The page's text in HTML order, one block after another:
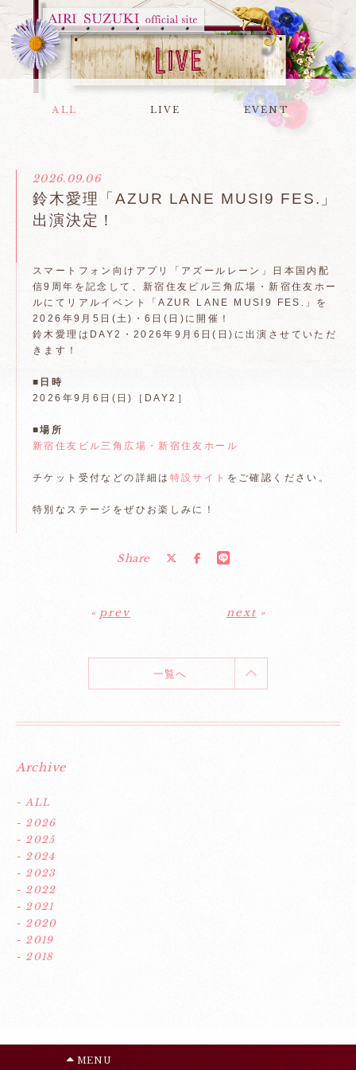
ALL LIVE EVENT
2026.09.06
鈴木愛理「AZUR LANE MUSI9 FES.」
出演決定！
スマートフォン向けアプリ「アズールレーン」日本国内配
信9周年を記念して、新宿住友ビル三角広場・新宿住友ホー
ルにてリアルイベント「AZUR LANE MUSI9 FES.」を
2026年9月5日(土)・6日(日)に開催！
鈴木愛理はDAY2・2026年9月6日(日)に出演させていただ
きます！
■日時
2026年9月6日(日)［DAY2］
■場所
新宿住友ビル三角広場・新宿住友ホール
チケット受付などの詳細は 特設サイト をご確認ください。
特別なステージをぜひお楽しみに！
Share
« prev next »
一覧へ
Archive
- ALL
- 2026
- 2025
- 2024
- 2023
- 2022
- 2021
- 2020
- 2019
- 2018
MENU